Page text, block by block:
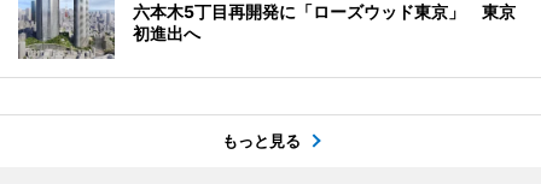
六本木5丁目再開発に「ローズウッド東京」 東京
初進出へ
もっと見る